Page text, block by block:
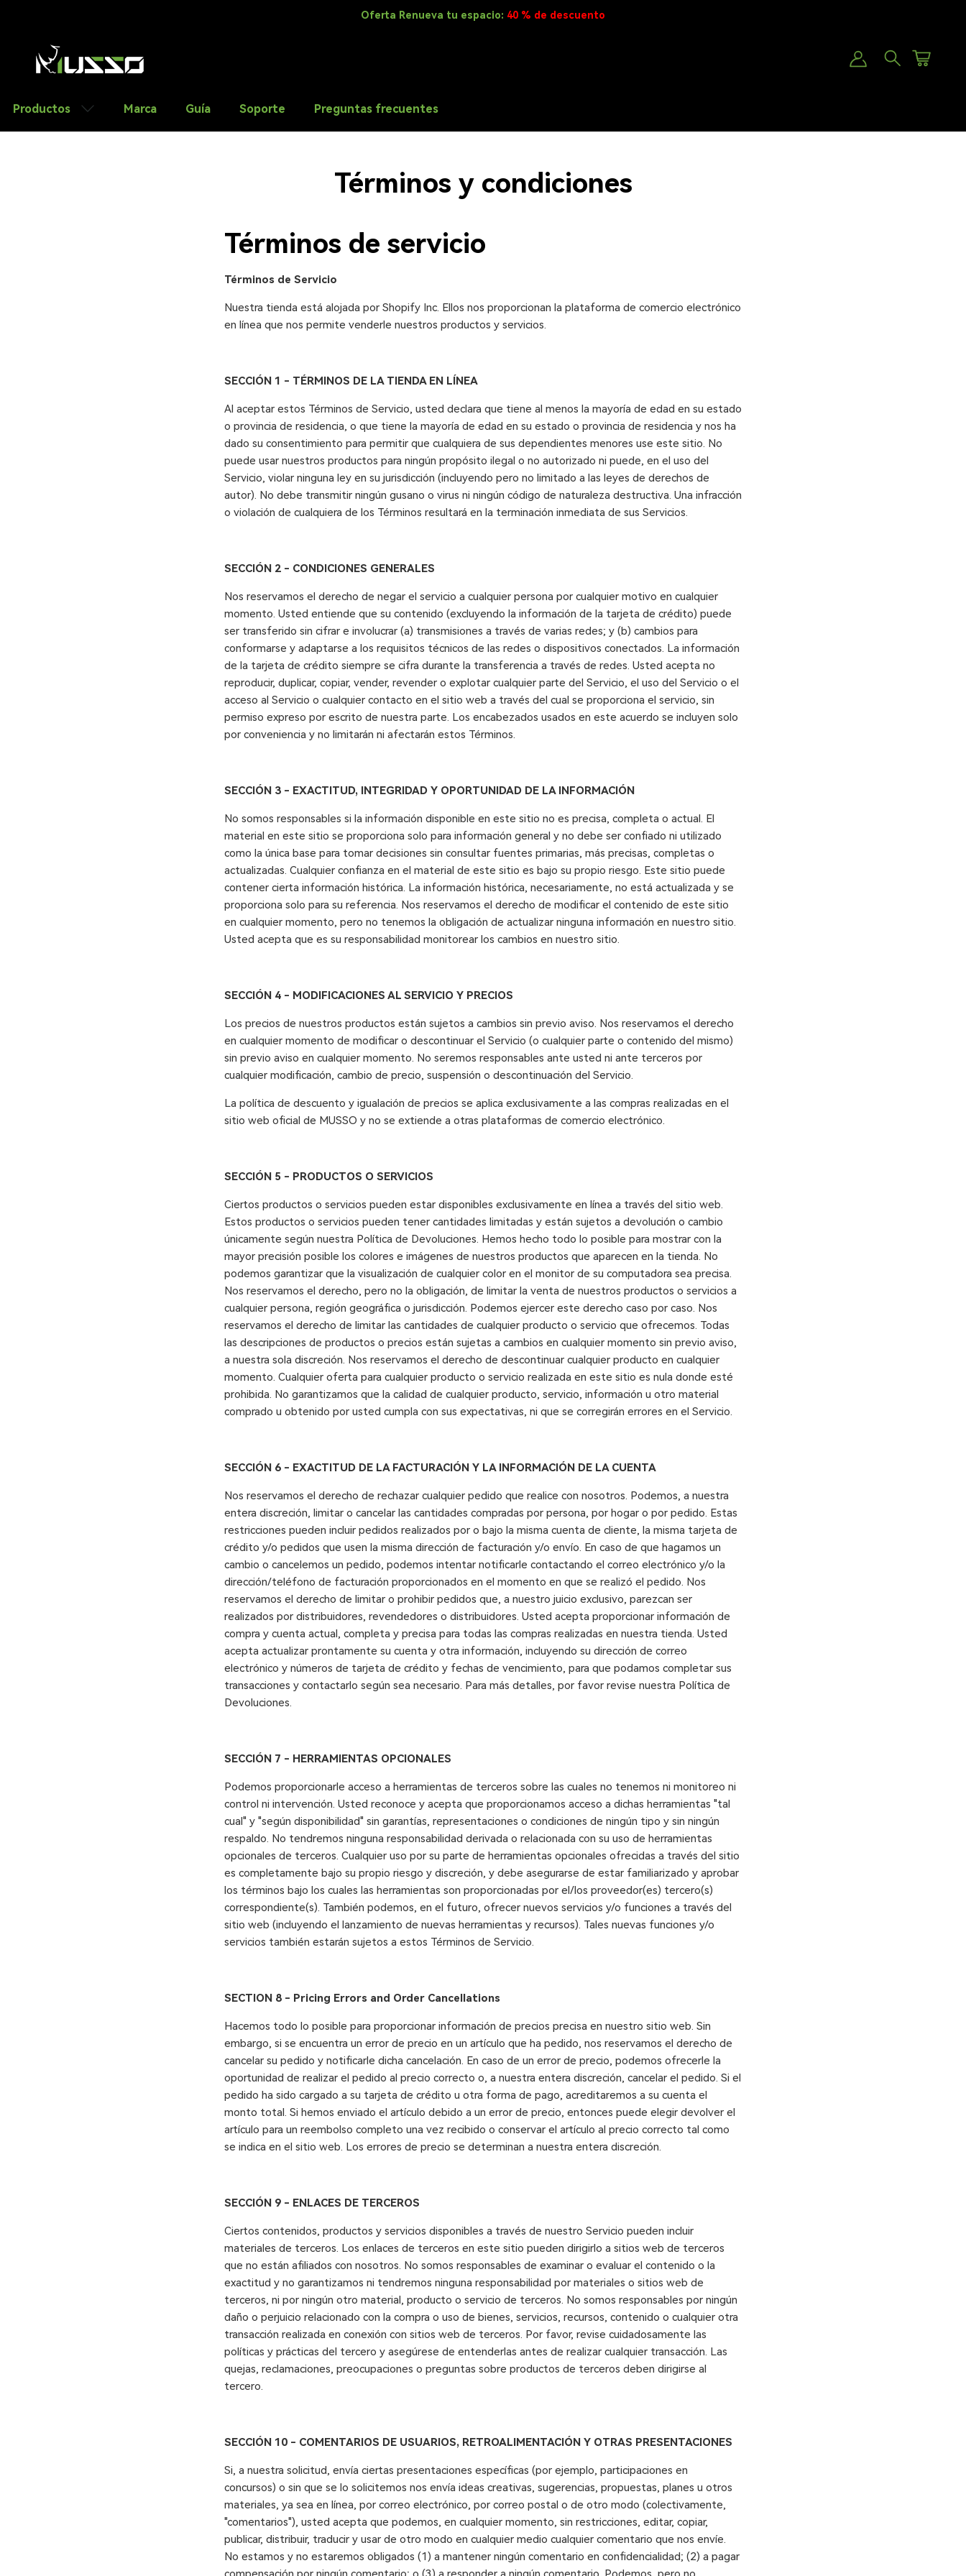
□
Oferta Renueva tu espacio: 40 % de descuento
Cuentas
Buscar Carro
Productos Marca Guía Soporte Preguntas frecuentes
Términos y condiciones
Términos de servicio
Términos de Servicio
Nuestra tienda está alojada por Shopify Inc. Ellos nos proporcionan la plataforma de comercio electrónico
en línea que nos permite venderle nuestros productos y servicios.
SECCIÓN 1 - TÉRMINOS DE LA TIENDA EN LÍNEA
Al aceptar estos Términos de Servicio, usted declara que tiene al menos la mayoría de edad en su estado
o provincia de residencia, o que tiene la mayoría de edad en su estado o provincia de residencia y nos ha
dado su consentimiento para permitir que cualquiera de sus dependientes menores use este sitio. No
puede usar nuestros productos para ningún propósito ilegal o no autorizado ni puede, en el uso del
Servicio, violar ninguna ley en su jurisdicción (incluyendo pero no limitado a las leyes de derechos de
autor). No debe transmitir ningún gusano o virus ni ningún código de naturaleza destructiva. Una infracción
o violación de cualquiera de los Términos resultará en la terminación inmediata de sus Servicios.
SECCIÓN 2 - CONDICIONES GENERALES
Nos reservamos el derecho de negar el servicio a cualquier persona por cualquier motivo en cualquier
momento. Usted entiende que su contenido (excluyendo la información de la tarjeta de crédito) puede
ser transferido sin cifrar e involucrar (a) transmisiones a través de varias redes; y (b) cambios para
conformarse y adaptarse a los requisitos técnicos de las redes o dispositivos conectados. La información
de la tarjeta de crédito siempre se cifra durante la transferencia a través de redes. Usted acepta no
reproducir, duplicar, copiar, vender, revender o explotar cualquier parte del Servicio, el uso del Servicio o el
acceso al Servicio o cualquier contacto en el sitio web a través del cual se proporciona el servicio, sin
permiso expreso por escrito de nuestra parte. Los encabezados usados en este acuerdo se incluyen solo
por conveniencia y no limitarán ni afectarán estos Términos.
SECCIÓN 3 - EXACTITUD, INTEGRIDAD Y OPORTUNIDAD DE LA INFORMACIÓN
No somos responsables si la información disponible en este sitio no es precisa, completa o actual. El
material en este sitio se proporciona solo para información general y no debe ser confiado ni utilizado
como la única base para tomar decisiones sin consultar fuentes primarias, más precisas, completas o
actualizadas. Cualquier confianza en el material de este sitio es bajo su propio riesgo. Este sitio puede
contener cierta información histórica. La información histórica, necesariamente, no está actualizada y se
proporciona solo para su referencia. Nos reservamos el derecho de modificar el contenido de este sitio
en cualquier momento, pero no tenemos la obligación de actualizar ninguna información en nuestro sitio.
Usted acepta que es su responsabilidad monitorear los cambios en nuestro sitio.
SECCIÓN 4 - MODIFICACIONES AL SERVICIO Y PRECIOS
Los precios de nuestros productos están sujetos a cambios sin previo aviso. Nos reservamos el derecho
en cualquier momento de modificar o descontinuar el Servicio (o cualquier parte o contenido del mismo)
sin previo aviso en cualquier momento. No seremos responsables ante usted ni ante terceros por
cualquier modificación, cambio de precio, suspensión o descontinuación del Servicio.
La política de descuento y igualación de precios se aplica exclusivamente a las compras realizadas en el
sitio web oficial de MUSSO y no se extiende a otras plataformas de comercio electrónico.
SECCIÓN 5 - PRODUCTOS O SERVICIOS
Ciertos productos o servicios pueden estar disponibles exclusivamente en línea a través del sitio web.
Estos productos o servicios pueden tener cantidades limitadas y están sujetos a devolución o cambio
únicamente según nuestra Política de Devoluciones. Hemos hecho todo lo posible para mostrar con la
mayor precisión posible los colores e imágenes de nuestros productos que aparecen en la tienda. No
podemos garantizar que la visualización de cualquier color en el monitor de su computadora sea precisa.
Nos reservamos el derecho, pero no la obligación, de limitar la venta de nuestros productos o servicios a
cualquier persona, región geográfica o jurisdicción. Podemos ejercer este derecho caso por caso. Nos
reservamos el derecho de limitar las cantidades de cualquier producto o servicio que ofrecemos. Todas
las descripciones de productos o precios están sujetas a cambios en cualquier momento sin previo aviso,
a nuestra sola discreción. Nos reservamos el derecho de descontinuar cualquier producto en cualquier
momento. Cualquier oferta para cualquier producto o servicio realizada en este sitio es nula donde esté
prohibida. No garantizamos que la calidad de cualquier producto, servicio, información u otro material
comprado u obtenido por usted cumpla con sus expectativas, ni que se corregirán errores en el Servicio.
SECCIÓN 6 - EXACTITUD DE LA FACTURACIÓN Y LA INFORMACIÓN DE LA CUENTA
Nos reservamos el derecho de rechazar cualquier pedido que realice con nosotros. Podemos, a nuestra
entera discreción, limitar o cancelar las cantidades compradas por persona, por hogar o por pedido. Estas
restricciones pueden incluir pedidos realizados por o bajo la misma cuenta de cliente, la misma tarjeta de
crédito y/o pedidos que usen la misma dirección de facturación y/o envío. En caso de que hagamos un
cambio o cancelemos un pedido, podemos intentar notificarle contactando el correo electrónico y/o la
dirección/teléfono de facturación proporcionados en el momento en que se realizó el pedido. Nos
reservamos el derecho de limitar o prohibir pedidos que, a nuestro juicio exclusivo, parezcan ser
realizados por distribuidores, revendedores o distribuidores. Usted acepta proporcionar información de
compra y cuenta actual, completa y precisa para todas las compras realizadas en nuestra tienda. Usted
acepta actualizar prontamente su cuenta y otra información, incluyendo su dirección de correo
electrónico y números de tarjeta de crédito y fechas de vencimiento, para que podamos completar sus
transacciones y contactarlo según sea necesario. Para más detalles, por favor revise nuestra Política de
Devoluciones.
SECCIÓN 7 - HERRAMIENTAS OPCIONALES
Podemos proporcionarle acceso a herramientas de terceros sobre las cuales no tenemos ni monitoreo ni
control ni intervención. Usted reconoce y acepta que proporcionamos acceso a dichas herramientas "tal
cual" y "según disponibilidad" sin garantías, representaciones o condiciones de ningún tipo y sin ningún
respaldo. No tendremos ninguna responsabilidad derivada o relacionada con su uso de herramientas
opcionales de terceros. Cualquier uso por su parte de herramientas opcionales ofrecidas a través del sitio
es completamente bajo su propio riesgo y discreción, y debe asegurarse de estar familiarizado y aprobar
los términos bajo los cuales las herramientas son proporcionadas por el/los proveedor(es) tercero(s)
correspondiente(s). También podemos, en el futuro, ofrecer nuevos servicios y/o funciones a través del
sitio web (incluyendo el lanzamiento de nuevas herramientas y recursos). Tales nuevas funciones y/o
servicios también estarán sujetos a estos Términos de Servicio.
SECTION 8 - Pricing Errors and Order Cancellations
Hacemos todo lo posible para proporcionar información de precios precisa en nuestro sitio web. Sin
embargo, si se encuentra un error de precio en un artículo que ha pedido, nos reservamos el derecho de
cancelar su pedido y notificarle dicha cancelación. En caso de un error de precio, podemos ofrecerle la
oportunidad de realizar el pedido al precio correcto o, a nuestra entera discreción, cancelar el pedido. Si el
pedido ha sido cargado a su tarjeta de crédito u otra forma de pago, acreditaremos a su cuenta el
monto total. Si hemos enviado el artículo debido a un error de precio, entonces puede elegir devolver el
artículo para un reembolso completo una vez recibido o conservar el artículo al precio correcto tal como
se indica en el sitio web. Los errores de precio se determinan a nuestra entera discreción.
SECCIÓN 9 - ENLACES DE TERCEROS
Ciertos contenidos, productos y servicios disponibles a través de nuestro Servicio pueden incluir
materiales de terceros. Los enlaces de terceros en este sitio pueden dirigirlo a sitios web de terceros
que no están afiliados con nosotros. No somos responsables de examinar o evaluar el contenido o la
exactitud y no garantizamos ni tendremos ninguna responsabilidad por materiales o sitios web de
terceros, ni por ningún otro material, producto o servicio de terceros. No somos responsables por ningún
daño o perjuicio relacionado con la compra o uso de bienes, servicios, recursos, contenido o cualquier otra
transacción realizada en conexión con sitios web de terceros. Por favor, revise cuidadosamente las
políticas y prácticas del tercero y asegúrese de entenderlas antes de realizar cualquier transacción. Las
quejas, reclamaciones, preocupaciones o preguntas sobre productos de terceros deben dirigirse al
tercero.
SECCIÓN 10 - COMENTARIOS DE USUARIOS, RETROALIMENTACIÓN Y OTRAS PRESENTACIONES
Si, a nuestra solicitud, envía ciertas presentaciones específicas (por ejemplo, participaciones en
concursos) o sin que se lo solicitemos nos envía ideas creativas, sugerencias, propuestas, planes u otros
materiales, ya sea en línea, por correo electrónico, por correo postal o de otro modo (colectivamente,
"comentarios"), usted acepta que podemos, en cualquier momento, sin restricciones, editar, copiar,
publicar, distribuir, traducir y usar de otro modo en cualquier medio cualquier comentario que nos envíe.
No estamos y no estaremos obligados (1) a mantener ningún comentario en confidencialidad; (2) a pagar